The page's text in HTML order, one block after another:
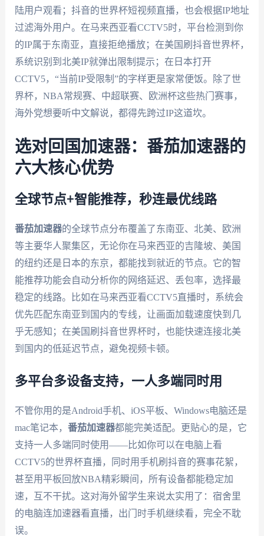
陆用户观看；抖音的世界杯短视频直播，也会根据IP地址
过滤海外用户。在马来西亚看CCTV5时，平台检测到你
的IP属于东南亚，直接拒绝播放；在美国刷抖音世界杯，
系统识别到北美IP就弹出限制提示；在日本打开
CCTV5，“当前IP受限制”的字样更是家常便饭。除了世
界杯，NBA常规赛、中超联赛、欧洲杯这些热门赛事，
海外党想要听中文解说，都得先跨过IP这道坎。
选对回国加速器：番茄加速器的
六大核心优势
全球节点+智能推荐，秒连最优线路
番茄加速器的全球节点分布覆盖了东南亚、北美、欧洲
等主要华人聚集区，无论你在马来西亚的吉隆坡、美国
的纽约还是日本的东京，都能找到就近的节点。它的智
能推荐功能会自动分析你的网络延迟、丢包率，选择最
稳定的线路。比如在马来西亚看CCTV5直播时，系统会
优先匹配东南亚到国内的专线，让画面加载速度快到几
乎无感知；在美国刷抖音世界杯时，也能快速连接北美
到国内的低延迟节点，避免视频卡顿。
多平台多设备支持，一人多端同时用
不管你用的是Android手机、iOS平板、Windows电脑还是
mac笔记本， 番茄加速器都能完美适配。更贴心的是，它
支持一人多端同时使用——比如你可以在电脑上看
CCTV5的世界杯直播，同时用手机刷抖音的赛事花絮，
甚至用平板回放NBA精彩瞬间，所有设备都能稳定加
速，互不干扰。这对海外留学生来说太实用了：宿舍里
的电脑连加速器看直播，出门时手机继续看，完全不耽
误。